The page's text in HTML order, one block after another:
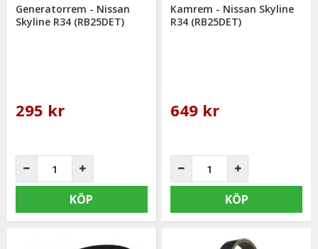
Generatorrem - Nissan
Skyline R34 (RB25DET)
295 kr
KÖP
Kamrem - Nissan Skyline
R34 (RB25DET)
649 kr
KÖP